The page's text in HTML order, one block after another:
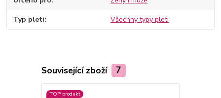
Typ pleti Všechny typy pleti
Související zboží 7
TOP produkt